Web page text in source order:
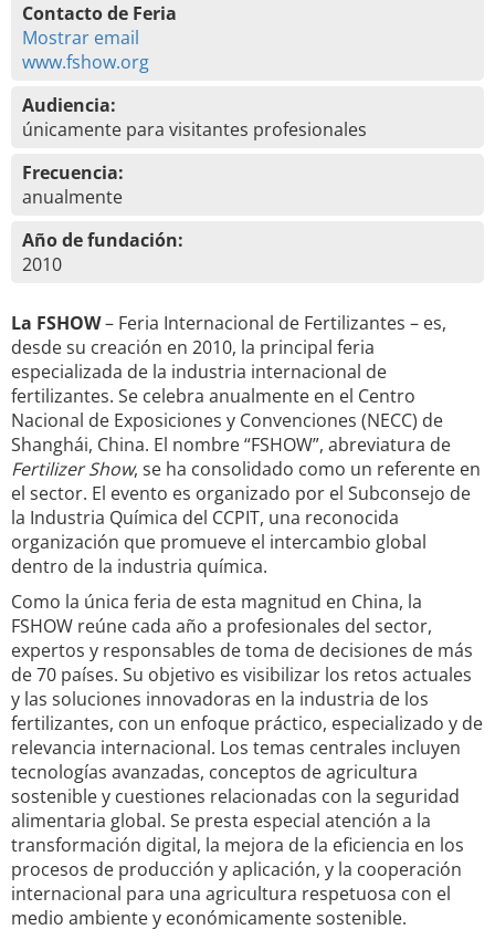
Contacto de Feria
Mostrar email
www.fshow.org
Audiencia:
únicamente para visitantes profesionales
Frecuencia:
anualmente
Año de fundación:
2010
La FSHOW– Feria Internacional de Fertilizantes – es,
desde su creación en 2010, la principal feria
especializada de la industria internacional de
fertilizantes. Se celebra anualmente en el Centro
Nacional de Exposiciones y Convenciones (NECC) de
Shanghái, China. El nombre “FSHOW”, abreviatura de
Fertilizer Show, se ha consolidado como un referente en
el sector. El evento es organizado por el Subconsejo de
la Industria Química del CCPIT, una reconocida
organización que promueve el intercambio global
dentro de la industria química.
Como la única feria de esta magnitud en China, la
FSHOW reúne cada año a profesionales del sector,
expertos y responsables de toma de decisiones de más
de 70 países. Su objetivo es visibilizar los retos actuales
y las soluciones innovadoras en la industria de los
fertilizantes, con un enfoque práctico, especializado y de
relevancia internacional. Los temas centrales incluyen
tecnologías avanzadas, conceptos de agricultura
sostenible y cuestiones relacionadas con la seguridad
alimentaria global. Se presta especial atención a la
transformación digital, la mejora de la eficiencia en los
procesos de producción y aplicación, y la cooperación
internacional para una agricultura respetuosa con el
medio ambiente y económicamente sostenible.